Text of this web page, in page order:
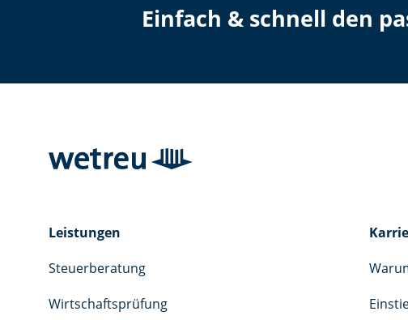
Einfach & schnell den
Leistungen
Steuerberatung
Wirtschaftsprüfung